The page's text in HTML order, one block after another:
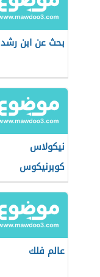
بحث عن ابن رشد
نيكولاس
كوبرنيكوس
(مؤسس علم
الفلك الحديث)
عالم فلك